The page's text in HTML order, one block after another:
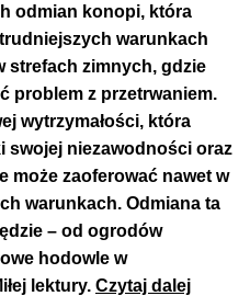
odmian konopi, która
warunkach
strefach zimnych, gdzie
problem z przetrwaniem.
wytrzymałości, która
swojej niezawodności oraz
może zaoferować nawet w
warunkach. Odmiana ta
– od ogrodów
hodowle w
lektury. Czytaj dalej